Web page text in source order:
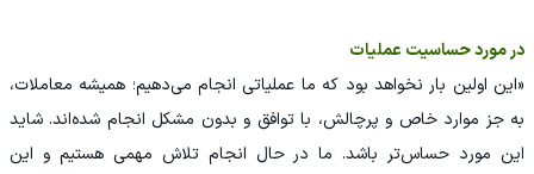
در مورد حساسیت عملیات
«این اولین بار نخواهد بود که ما عملیاتی انجام می‌دهیم؛ همیشه معاملات،
به جز موارد خاص و پرچالش، با توافق و بدون مشکل انجام شده‌اند. شاید
این مورد حساس‌تر باشد. ما در حال انجام تلاش مهمی هستیم و این